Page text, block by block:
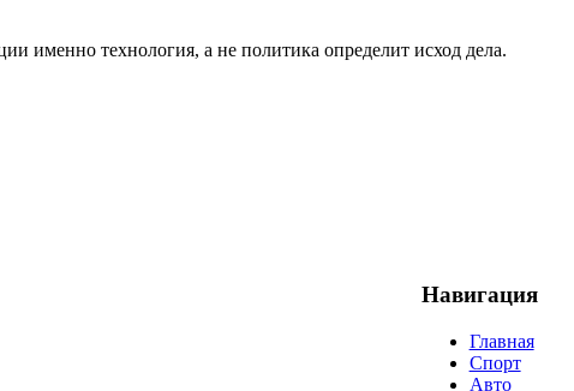
именно технология, а не политика определит исход дела.
Навигация
Главная
Спорт
Авто